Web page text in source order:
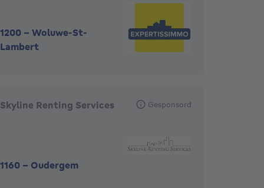
1200 - Woluwe-St-
Lambert
Skyline Renting Services
1160 - Oudergem
Gesponsord